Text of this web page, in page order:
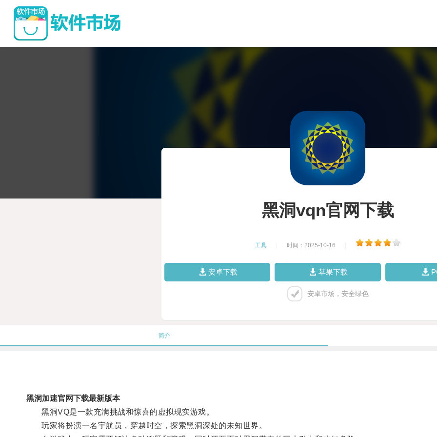
黑洞vqn官网下载
工具 时间：2025-10-16
安卓下载 苹果下载
安卓市场，安全绿色
简介
黑洞加速官网下载最新版本
黑洞VQ是一款充满挑战和惊喜的虚拟现实游戏。
玩家将扮演一名宇航员，穿越时空，探索黑洞深处的未知世界。